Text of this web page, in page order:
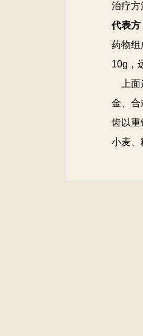
治疗方
代表方
药物组
10g，
上面
金、合
齿以重
小麦、